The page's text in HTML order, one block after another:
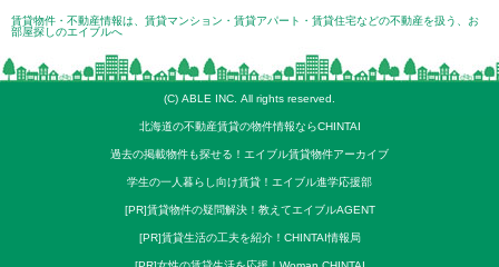
賃貸物件・不動産情報は、賃貸マンション・賃貸アパート・賃貸住宅などの不動産を扱う、お
部屋探しのエイブルへ
(C) ABLE INC. All rights reserved.
北海道の不動産賃貸の物件情報ならCHINTAI
過去の掲載物件も探せる！エイブル賃貸物件アーカイブ
学生の一人暮らし向け賃貸！エイブル進学応援部
[PR]賃貸物件の疑問解決！教えてエイブルAGENT
[PR]賃貸生活の工夫を紹介！CHINTAI情報局